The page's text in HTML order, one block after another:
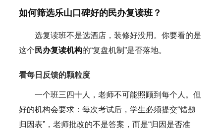
如何筛选乐山口碑好的民办复读班？
选复读班不是选酒店，装修好没用。你要看的是
这个 民办复读机构的“复盘机制”是否落地。
看每日反馈的颗粒度
一个班三四十人，老师不可能照顾到每个人。但
好的机构会要求：每次考试后，学生必须提交“错题
归因表”，老师批改的不是答案，而是“归因是否准